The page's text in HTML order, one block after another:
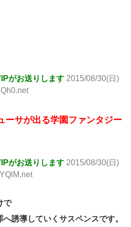
がお送りします 2015/08/30(日)
ーサが出る学園ファンタジー
がお送りします 2015/08/30(日)
で
誘導していくサスペンスです。